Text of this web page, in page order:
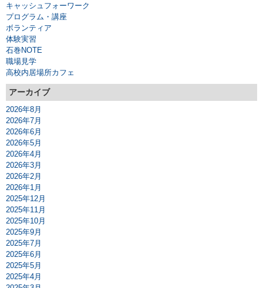
キャッシュフォーワーク
プログラム・講座
ボランティア
体験実習
石巻NOTE
職場見学
高校内居場所カフェ
アーカイブ
2026年8月
2026年7月
2026年6月
2026年5月
2026年4月
2026年3月
2026年2月
2026年1月
2025年12月
2025年11月
2025年10月
2025年9月
2025年7月
2025年6月
2025年5月
2025年4月